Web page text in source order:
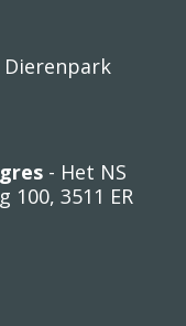
Dierenpark
- Het NS
3511 ER